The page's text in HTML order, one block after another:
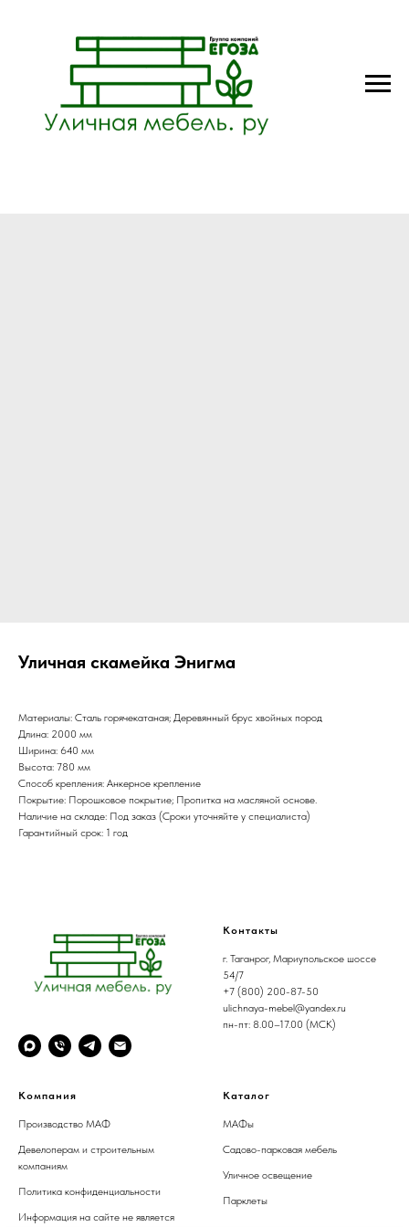
Уличная скамейка Энигма
Материалы: Сталь горячекатаная; Деревянный брус хвойных пород
Длина: 2000 мм
Ширина: 640 мм
Высота: 780 мм
Способ крепления: Анкерное крепление
Покрытие: Порошковое покрытие; Пропитка на масляной основе.
Наличие на складе: Под заказ (Сроки уточняйте у специалиста)
Гарантийный срок: 1 год
Контакты
г. Таганрог, Мариупольское шоссе
54/7
+7 (800) 200-87-50
ulichnaya-mebel@yandex.ru
пн-пт: 8.00–17.00 (МСК)
Компания
Производство МАФ
Девелоперам и строительным
компаниям
Политика конфиденциальности
Информация на сайте не является
Каталог
МАФы
Садово-парковая мебель
Уличное освещение
Парклеты